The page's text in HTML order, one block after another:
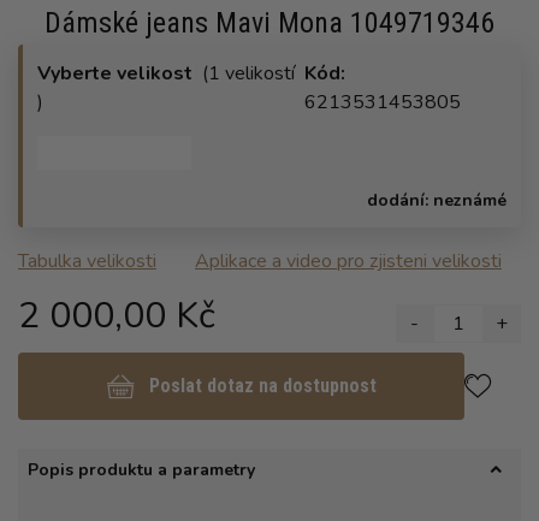
Dámské jeans Mavi Mona 1049719346
Vyberte velikost (1 velikostí
)
Kód:
6213531453805
dodání: neznámé
Tabulka velikosti Aplikace a video pro zjisteni velikosti
2 000,00 Kč - 1 +
Poslat dotaz na dostupnost
Popis produktu a parametry